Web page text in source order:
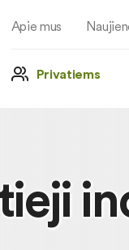
Apie mus
Privatiems